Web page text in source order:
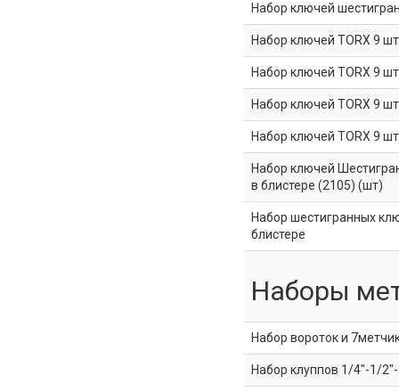
Набор ключей
Набор ключей TORX 9
Набор ключей TORX 9
Набор ключей TORX 9
Набор ключей TORX 9
Набор ключей
в блистере (2105) (шт)
Набор шестигранных
блистере
Наборы
Набор вороток и
Набор клуппов 1/4"-1/